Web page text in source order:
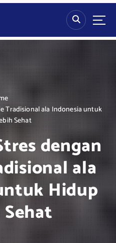
Tradisional ala Indonesia untuk
Sehat
dengan
ala
Hidup